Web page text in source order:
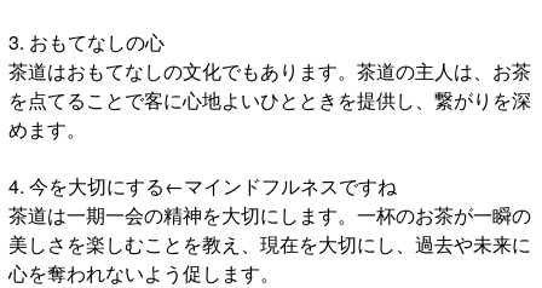
3. おもてなしの心
茶道はおもてなしの文化でもあります。茶道の主人は、お茶
を点てることで客に心地よいひとときを提供し、繋がりを深
めます。
4. 今を大切にする←マインドフルネスですね
茶道は一期一会の精神を大切にします。一杯のお茶が一瞬の
美しさを楽しむことを教え、現在を大切にし、過去や未来に
心を奪われないよう促します。